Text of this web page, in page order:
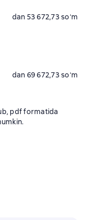
dan 53 672,73 soʻm
dan 69 672,73 soʻm
pdf formatida